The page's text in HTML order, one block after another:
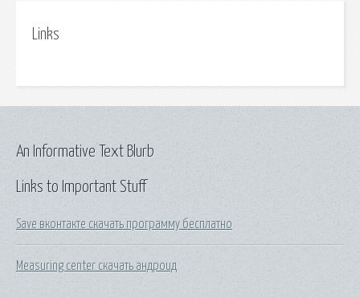
Links
Links to Important Stuff
Save вконтакте скачать программу бесплатно
Measuring center скачать андроид
An Informative Text Blurb